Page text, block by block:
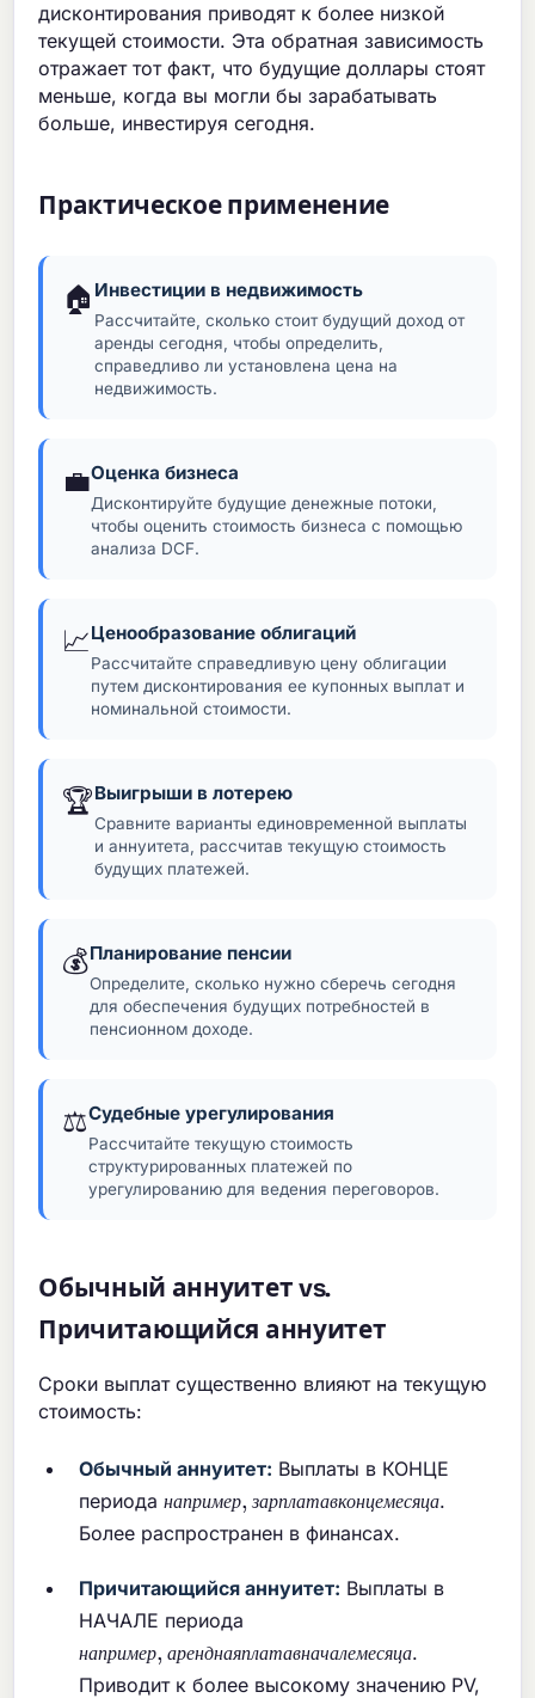
дисконтирования приводят к более низкой
текущей стоимости. Эта обратная зависимость
отражает тот факт, что будущие доллары стоят
меньше, когда вы могли бы зарабатывать
больше, инвестируя сегодня.
Практическое применение
🏠 Инвестиции в недвижимость
Рассчитайте, сколько стоит будущий доход от
аренды сегодня, чтобы определить,
справедливо ли установлена цена на
недвижимость.
💼Оценка бизнеса
Дисконтируйте будущие денежные потоки,
чтобы оценить стоимость бизнеса с помощью
анализа DCF.
📈Ценообразование облигаций
Рассчитайте справедливую цену облигации
путем дисконтирования ее купонных выплат и
номинальной стоимости.
🏆Выигрыши в лотерею
Сравните варианты единовременной выплаты
и аннуитета, рассчитав текущую стоимость
будущих платежей.
💰Планирование пенсии
Определите, сколько нужно сберечь сегодня
для обеспечения будущих потребностей в
пенсионном доходе.
⚖Судебные урегулирования
Рассчитайте текущую стоимость
структурированных платежей по
урегулированию для ведения переговоров.
Обычный аннуитет vs.
Причитающийся аннуитет
Сроки выплат существенно влияют на текущую
стоимость:
Обычный аннуитет: Выплаты в КОНЦЕ
периоданапример за р пл а т а в ко н ц еме сяц а
а р м п в н.
Более распространен в финансах.
Причитающийся аннуитет: Выплаты в
НАЧАЛЕ периода
н апр им ер а р е н д н аяпл а т а в н а ч ал еме сяц а
р ре
.
Приводит к более высокому значению PV,